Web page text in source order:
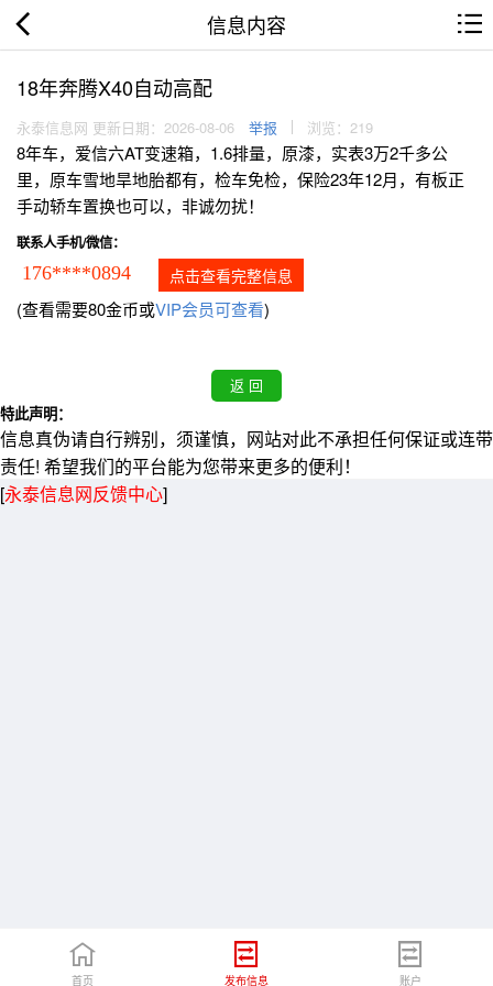
信息内容
18年奔腾X40自动高配
永泰信息网 更新日期：2026-08-06 举报 浏览：219
8年车，爱信六AT变速箱，1.6排量，原漆，实表3万2千多公
里，原车雪地旱地胎都有，检车免检，保险23年12月，有板正
手动轿车置换也可以，非诚勿扰！
联系人手机/微信：
176****0894 点击查看完整信息
(查看需要80金币或VIP会员可查看)
特此声明：
信息真伪请自行辨别，须谨慎，网站对此不承担任何保证或连带
责任! 希望我们的平台能为您带来更多的便利！
[永泰信息网反馈中心]
首页 发布信息 账户